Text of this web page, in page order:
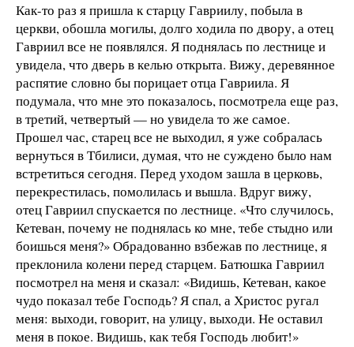
Как-то раз я пришла к старцу Гавриилу, побыла в
церкви, обошла могилы, долго ходила по двору, а отец
Гавриил все не появлялся. Я поднялась по лестнице и
увидела, что дверь в келью открыта. Вижу, деревянное
распятие словно бы порицает отца Гавриила. Я
подумала, что мне это показалось, посмотрела еще раз,
в третий, четвертый — но увидела то же самое.
Прошел час, старец все не выходил, я уже собралась
вернуться в Тбилиси, думая, что не суждено было нам
встретиться сегодня. Перед уходом зашла в церковь,
перекрестилась, помолилась и вышла. Вдруг вижу,
отец Гавриил спускается по лестнице. «Что случилось,
Кетеван, почему не поднялась ко мне, тебе стыдно или
боишься меня?» Обрадованно взбежав по лестнице, я
преклонила колени перед старцем. Батюшка Гавриил
посмотрел на меня и сказал: «Видишь, Кетеван, какое
чудо показал тебе Господь? Я спал, а Христос ругал
меня: выходи, говорит, на улицу, выходи. Не оставил
меня в покое. Видишь, как тебя Господь любит!»